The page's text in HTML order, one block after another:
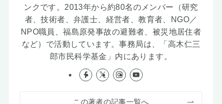
ンクです。2013年から約80名のメンバー（研究
者、技術者、弁護士、経営者、教育者、NGO／
NPO職員、福島原発事故の避難者、被災地居住者
など）で活動しています。事務局は、「高木仁三
郎市民科学基金」内にあります。
この著者の記事一覧へ